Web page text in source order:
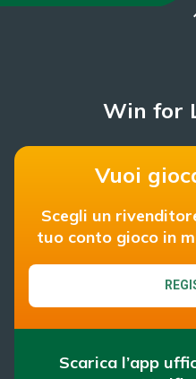
Win for
Vuoi
Scegli un
tuo conto gioco in
Scarica l’app